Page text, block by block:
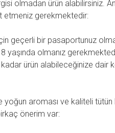
olmadan ürün alabilirsiniz.
etmeniz gerekmektedir:
geçerli bir pasaportunuz
yaşında olmanız
ürün alabileceğinize dair
aroması ve kaliteli tütün
önerim var: